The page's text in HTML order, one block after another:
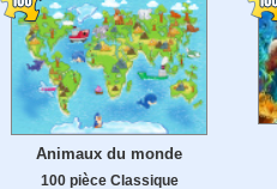
Animaux du monde
100 pièce Classique